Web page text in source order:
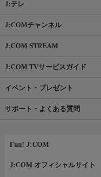
J:テレ
J:COMチャンネル
J:COM STREAM
J:COM TVサービスガイド
イベント・プレゼント
サポート・よくある質問
Fun! J:COM
J:COM オフィシャルサイト